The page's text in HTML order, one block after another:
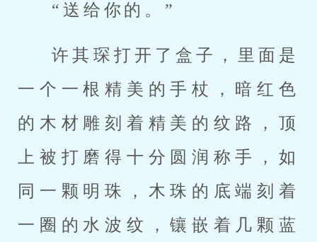
“送给你的。”
许其琛打开了盒子，里面是
一个一根精美的手杖，暗红色
的木材雕刻着精美的纹路，顶
上被打磨得十分圆润称手，如
同一颗明珠，木珠的底端刻着
一圈的水波纹，镶嵌着几颗蓝